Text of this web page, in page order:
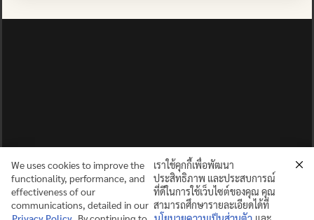
We uses cookies to improve the
functionality, performance, and
effectiveness of our
communications, detailed in our
เราใช้คุกกี้เพื่อพัฒนา
ประสิทธิภาพ และประสบการณ์
ที่ดีในการใช้เว็บไซต์ของคุณ คุณ
สามารถศึกษารายละเอียดได้ที่